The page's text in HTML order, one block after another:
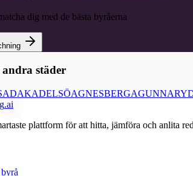
dig med de bästa byråerna
städer
ADAKADELSÖAGNESBERG
.ai
plattform för att hitta, jämföra och anlita